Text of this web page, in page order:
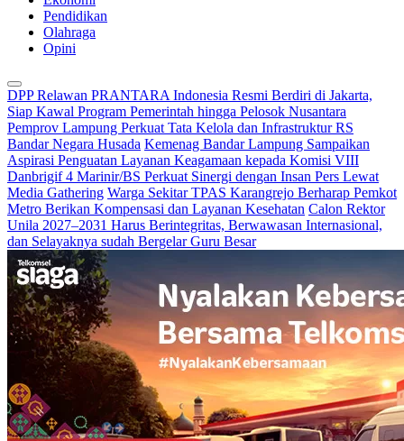
Pendidikan
Olahraga
Opini
DPP Relawan PRANTARA Indonesia Resmi Berdiri di Jakarta,
Siap Kawal Program Pemerintah hingga Pelosok Nusantara
Pemprov Lampung Perkuat Tata Kelola dan Infrastruktur RS
Bandar Negara Husada Kemenag Bandar Lampung Sampaikan
Aspirasi Penguatan Layanan Keagamaan kepada Komisi VIII
Danbrigif 4 Marinir/BS Perkuat Sinergi dengan Insan Pers Lewat
Media Gathering Warga Sekitar TPAS Karangrejo Berharap Pemkot
Metro Berikan Kompensasi dan Layanan Kesehatan Calon Rektor
Unila 2027–2031 Harus Berintegritas, Berwawasan Internasional,
dan Selayaknya sudah Bergelar Guru Besar